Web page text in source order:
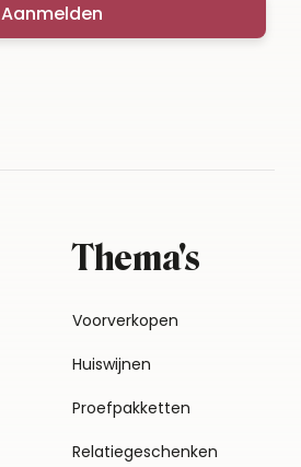
Aanmelden
Thema's
Voorverkopen
Huiswijnen
Proefpakketten
Relatiegeschenken